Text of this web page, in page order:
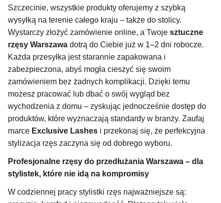
Szczecinie, wszystkie produkty oferujemy z szybką
wysyłką na terenie całego kraju – także do stolicy.
Wystarczy złożyć zamówienie online, a Twoje sztuczne
rzęsy Warszawa dotrą do Ciebie już w 1–2 dni robocze.
Każda przesyłka jest starannie zapakowana i
zabezpieczona, abyś mogła cieszyć się swoim
zamówieniem bez żadnych komplikacji. Dzięki temu
możesz pracować lub dbać o swój wygląd bez
wychodzenia z domu – zyskując jednocześnie dostęp do
produktów, które wyznaczają standardy w branży. Zaufaj
marce Exclusive Lashes i przekonaj się, że perfekcyjna
stylizacja rzęs zaczyna się od dobrego wyboru.
Profesjonalne rzęsy do przedłużania Warszawa – dla
stylistek, które nie idą na kompromisy
W codziennej pracy stylistki rzęs najważniejsze są: